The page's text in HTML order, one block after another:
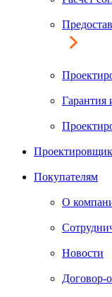
Гарантия
Покупателям
О
Новости
Договор-